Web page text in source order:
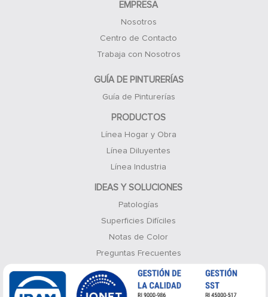
EMPRESA
Nosotros
Centro de Contacto
Trabaja con Nosotros
GUÍA DE PINTURERÍAS
Guía de Pinturerías
PRODUCTOS
Línea Hogar y Obra
Línea Diluyentes
Línea Industria
IDEAS Y SOLUCIONES
Patologías
Superficies Difíciles
Notas de Color
Preguntas Frecuentes